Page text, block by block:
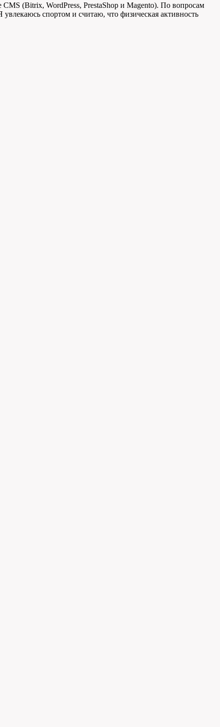
(Bitrix, WordPress, PrestaShop и Magento). По вопросам
спортом и считаю, что физическая активность